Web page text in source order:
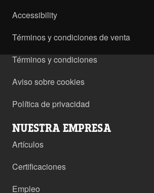
Accessibility
Términos y condiciones de venta
Términos y condiciones
Aviso sobre cookies
Política de privacidad
NUESTRA EMPRESA
Artículos
Certificaciones
Empleo